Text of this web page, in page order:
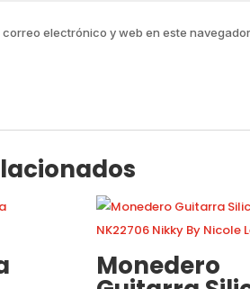
correo electrónico y web en este
Monedero